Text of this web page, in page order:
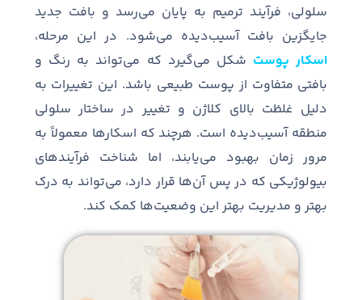
سلولی، فرآیند ترمیم به پایان می‌رسد و بافت جدید
جایگزین بافت آسیب‌دیده می‌شود. در این مرحله،
اسکار پوست شکل می‌گیرد که می‌تواند به رنگ و
بافتی متفاوت از پوست طبیعی باشد. این تغییرات به
دلیل غلظت بالای کلاژن و تغییر در ساختار سلولی
منطقه آسیب‌دیده است. هرچند که اسکارها معمولاً به
مرور زمان بهبود می‌یابند، اما شناخت فرآیندهای
بیولوژیکی که در پس آن‌ها قرار دارد، می‌تواند به درک
بهتر و مدیریت بهتر این وضعیت‌ها کمک کند.